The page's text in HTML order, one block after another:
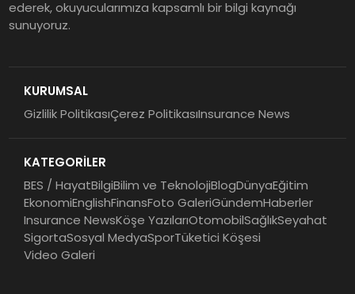
Dayanıklılık
ederek, okuyucularımıza kapsamlı bir bilgi kaynağı
sunuyoruz.
KURUMSAL
Gizlilik PolitikasıÇerez PolitikasıInsurance News
KATEGORİLER
BES / HayatBilgiBilim ve TeknolojiBlogDünyaEğitim
EkonomiEnglishFinansFoto GaleriGündemHaberler
Insurance NewsKöşe YazılarıOtomobilSağlıkSeyahat
SigortaSosyal MedyaSporTüketici Köşesi
Video Galeri